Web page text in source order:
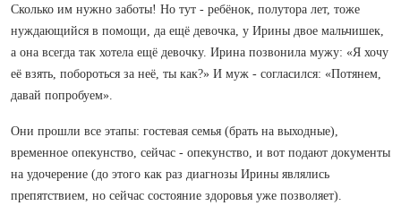
Сколько им нужно заботы! Но тут - ребёнок, полутора лет, тоже
нуждающийся в помощи, да ещё девочка, у Ирины двое мальчишек,
а она всегда так хотела ещё девочку. Ирина позвонила мужу: «Я хочу
её взять, побороться за неё, ты как?» И муж - согласился: «Потянем,
давай попробуем».
Они прошли все этапы: гостевая семья (брать на выходные),
временное опекунство, сейчас - опекунство, и вот подают документы
на удочерение (до этого как раз диагнозы Ирины являлись
препятствием, но сейчас состояние здоровья уже позволяет).